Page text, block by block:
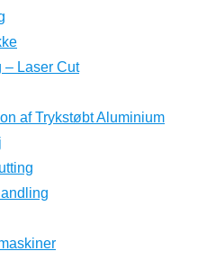
– Laser Cut
af Trykstøbt Aluminium